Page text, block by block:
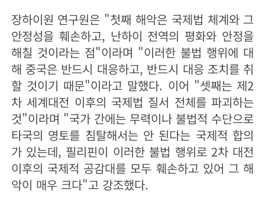
장하이원 연구원은 "첫째 해악은 국제법 체계와 그
안정성을 훼손하고, 난하이 전역의 평화와 안정을
해칠 것이라는 점"이라며 "이러한 불법 행위에 대
해 중국은 반드시 대응하고, 반드시 대응 조치를 취
할 것이기 때문"이라고 말했다. 이어 "셋째는 제2
차 세계대전 이후의 국제법 질서 전체를 파괴하는
것"이라며 "국가 간에는 무력이나 불법적 수단으로
타국의 영토를 침탈해서는 안 된다는 국제적 합의
가 있는데, 필리핀이 이러한 불법 행위로 2차 대전
이후의 국제적 공감대를 모두 훼손하고 있어 그 해
악이 매우 크다"고 강조했다.